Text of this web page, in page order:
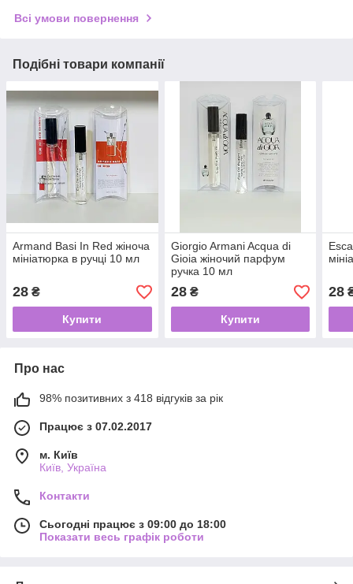
Всі умови повернення
Подібні товари компанії
Armand Basi In Red жіноча
мініатюрка в ручці 10 мл
28 ₴
Купити
Giorgio Armani Acqua di
Gioia жіночий парфум
ручка 10 мл
28₴
Купити
28
Про нас
98% позитивних з 418 відгуків за рік
Працює з 07.02.2017
м. Київ
Київ, Україна
Контакти
Сьогодні працює з 09:00 до 18:00
Показати весь графік роботи